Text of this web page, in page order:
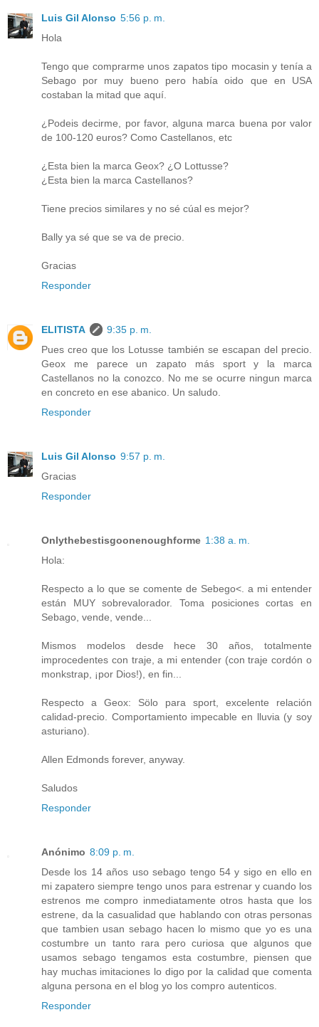
Luis Gil Alonso 5:56 p. m.
Hola
Tengo que comprarme unos zapatos tipo mocasin y tenía a
Sebago por muy bueno pero había oido que en USA
costaban la mitad que aquí.
¿Podeis decirme, por favor, alguna marca buena por valor
de 100-120 euros? Como Castellanos, etc
¿Esta bien la marca Geox? ¿O Lottusse?
¿Esta bien la marca Castellanos?
Tiene precios similares y no sé cúal es mejor?
Bally ya sé que se va de precio.
Gracias
Responder
ELITISTA
9:35 p. m.
Pues creo que los Lotusse también se escapan del precio.
Geox me parece un zapato más sport y la marca
Castellanos no la conozco. No me se ocurre ningun marca
en concreto en ese abanico. Un saludo.
Responder
Luis Gil Alonso 9:57 p. m.
Gracias
Responder
Onlythebestisgoonenoughforme 1:38 a. m.
Hola:
Respecto a lo que se comente de Sebego<. a mi entender
están MUY sobrevalorador. Toma posiciones cortas en
Sebago, vende, vende...
Mismos modelos desde hece 30 años, totalmente
improcedentes con traje, a mi entender (con traje cordón o
monkstrap, ¡por Dios!), en fin...
Respecto a Geox: Sölo para sport, excelente relación
calidad-precio. Comportamiento impecable en lluvia (y soy
asturiano).
Allen Edmonds forever, anyway.
Saludos
Responder
Anónimo 8:09 p. m.
Desde los 14 años uso sebago tengo 54 y sigo en ello en
mi zapatero siempre tengo unos para estrenar y cuando los
estrenos me compro inmediatamente otros hasta que los
estrene, da la casualidad que hablando con otras personas
que tambien usan sebago hacen lo mismo que yo es una
costumbre un tanto rara pero curiosa que algunos que
usamos sebago tengamos esta costumbre, piensen que
hay muchas imitaciones lo digo por la calidad que comenta
alguna persona en el blog yo los compro autenticos.
Responder